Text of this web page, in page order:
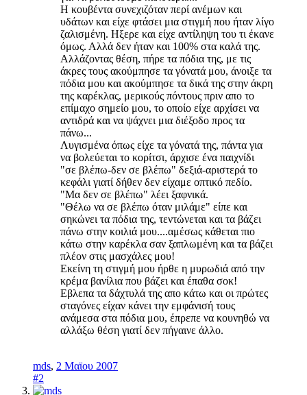
Η κουβέντα συνεχιζόταν περί ανέμων και
υδάτων και είχε φτάσει μια στιγμή που ήταν λίγο
ζαλισμένη. Ηξερε και είχε αντίληψη του τι έκανε
όμως. Αλλά δεν ήταν και 100% στα καλά της.
Αλλάζοντας θέση, πήρε τα πόδια της, με τις
άκρες τους ακούμπησε τα γόνατά μου, άνοιξε τα
πόδια μου και ακούμπησε τα δικά της στην άκρη
της καρέκλας, μερικούς πόντους πριν απο το
επίμαχο σημείο μου, το οποίο είχε αρχίσει να
αντιδρά και να ψάχνει μια διέξοδο προς τα
πάνω...
Λυγισμένα όπως είχε τα γόνατά της, πάντα για
να βολεύεται το κορίτσι, άρχισε ένα παιχνίδι
"σε βλέπω-δεν σε βλέπω" δεξιά-αριστερά το
κεφάλι γιατί δήθεν δεν είχαμε οπτικό πεδίο.
"Μα δεν σε βλέπω" λέει ξαφνικά.
"Θέλω να σε βλέπω όταν μιλάμε" είπε και
σηκώνει τα πόδια της, τεντώνεται και τα βάζει
πάνω στην κοιλιά μου....αμέσως κάθεται πιο
κάτω στην καρέκλα σαν ξαπλωμένη και τα βάζει
πλέον στις μασχάλες μου!
Εκείνη τη στιγμή μου ήρθε η μυρωδιά από την
κρέμα βανίλια που βάζει και έπαθα σοκ!
Εβλεπα τα δάχτυλά της απο κάτω και οι πρώτες
σταγόνες είχαν κάνει την εμφάνισή τους
ανάμεσα στα πόδια μου, έπρεπε να κουνηθώ να
αλλάξω θέση γιατί δεν πήγαινε άλλο.
mds, 2 Μαϊου 2007
#2